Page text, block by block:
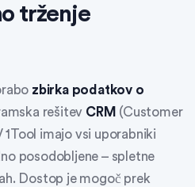
trženje
zbirka podatkov o
rešitev CRM (Customer
imajo vsi uporabniki
posodobljene – spletne
Dostop je mogoč prek